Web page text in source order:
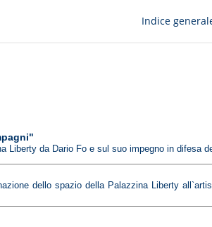
Indice
da Dario Fo e sul suo impegno in difesa
dello spazio della Palazzina Liberty